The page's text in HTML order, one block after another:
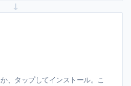
→
、タップしてインストール。こ